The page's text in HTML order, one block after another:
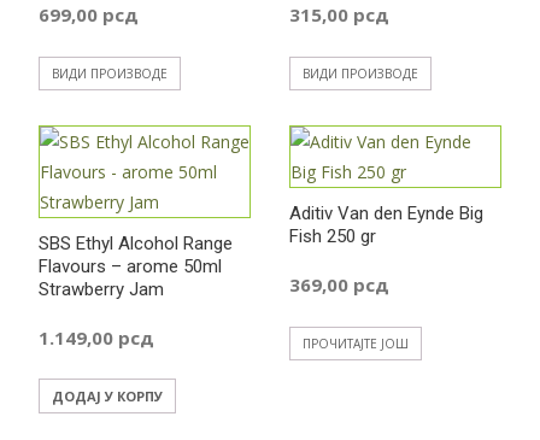
699,00 рсд
ВИДИ ПРОИЗВОДЕ
315,00 рсд
ВИДИ ПРОИЗВОДЕ
SBS Ethyl Alcohol Range
Flavours – arome 50ml
Strawberry Jam
1.149,00 рсд
ДОДАЈ У КОРПУ
Aditiv Van den Eynde Big
Fish 250 gr
369,00 рсд
ПРОЧИТАЈТЕ ЈОШ